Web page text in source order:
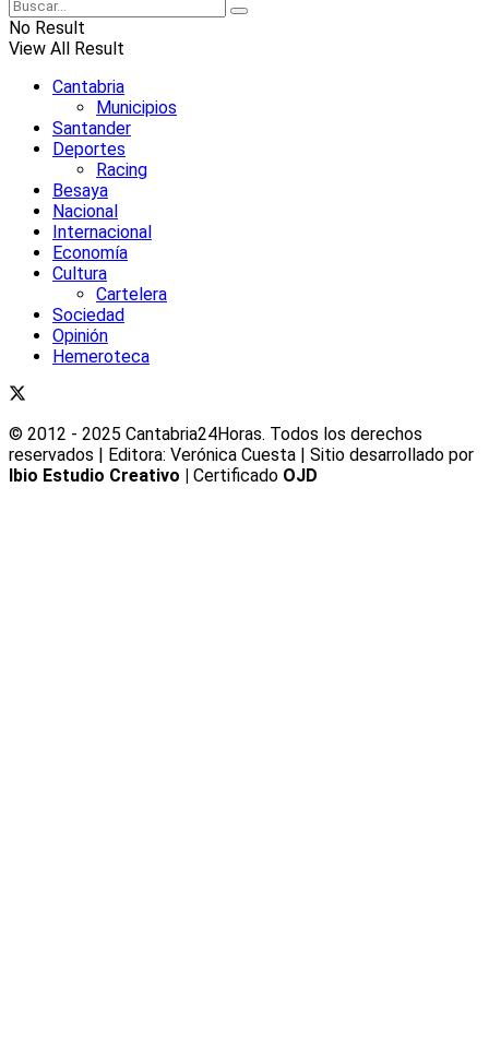
No Result
View All Result
Cantabria
Municipios
Santander
Deportes
Racing
Besaya
Nacional
Internacional
Economía
Cultura
Cartelera
Sociedad
Opinión
Hemeroteca
© 2012 - 2025 Cantabria24Horas. Todos los derechos
reservados | Editora: Verónica Cuesta | Sitio desarrollado por
Ibio Estudio Creativo | Certificado OJD